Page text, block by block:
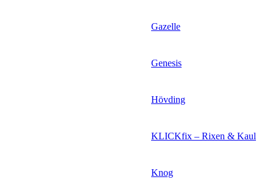
Gazelle
Genesis
Hövding
KLICKfix – Rixen & Kaul
Knog